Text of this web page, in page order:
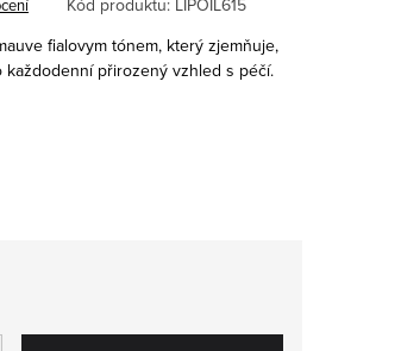
fialovym tónem, který zjemňuje,
přirozený vzhled s péčí.